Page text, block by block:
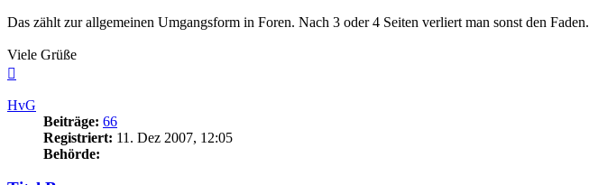
Das zählt zur allgemeinen Umgangsform in Foren. Nach 3 oder 4 Seiten verliert man sonst den Faden.
Viele Grüße
HvG
Beiträge: 66
Registriert: 11. Dez 2007, 12:05
Behörde: